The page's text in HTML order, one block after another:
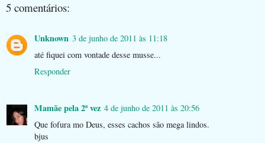
5 comentários:
Unknown 3 de junho de 2011 às 11:18
até fiquei com vontade desse musse...
Responder
Mamãe pela 2ª vez 4 de junho de 2011 às 20:56
Que fofura mo Deus, esses cachos são mega lindos.
bjus